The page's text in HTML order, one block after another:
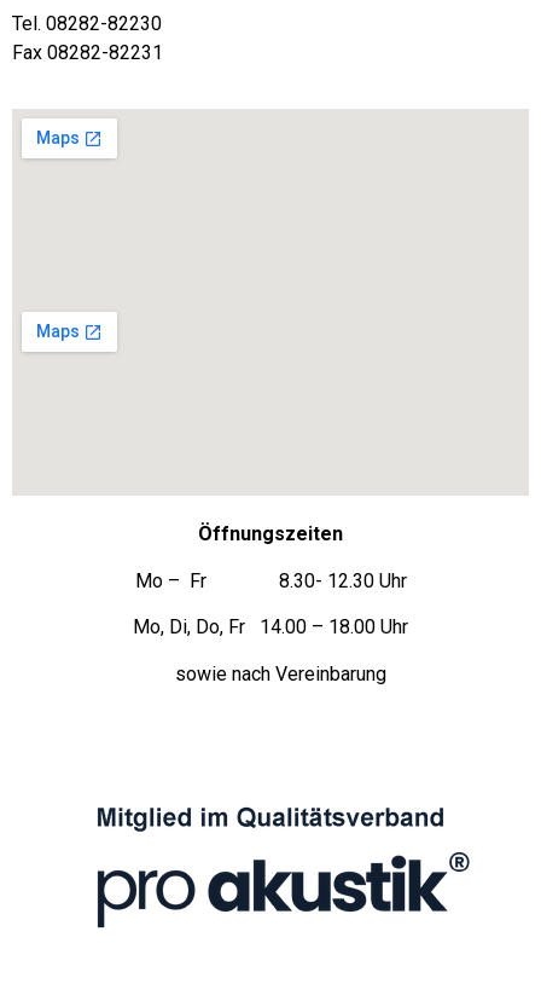
Tel. 08282-82230
Fax 08282-82231
Öffnungszeiten
Mo – Fr 8.30- 12.30 Uhr
Mo, Di, Do, Fr 14.00 – 18.00 Uhr
sowie nach Vereinbarung